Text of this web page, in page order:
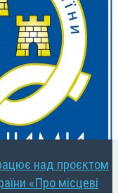
над проєктом
«Про місцеві